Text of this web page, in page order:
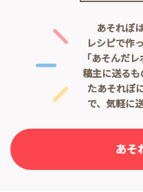
あそれぽ
レシピで作
「あそんだ
稿主に送るも
たあそれぽ
で、気軽に
あそ